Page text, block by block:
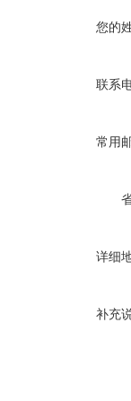
您的
联系
常用
详细
补充